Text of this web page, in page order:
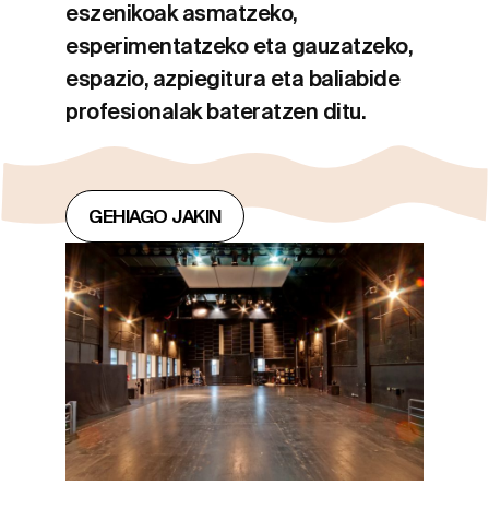
eszenikoak asmatzeko,
esperimentatzeko eta gauzatzeko,
espazio, azpiegitura eta baliabide
profesionalak bateratzen ditu.
GEHIAGO JAKIN